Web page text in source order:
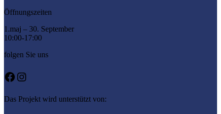
Öffnungszeiten
1.maj – 30. September
10:00-17:00
folgen Sie uns
Facebook
Instagram
Das Projekt wird unterstützt von: